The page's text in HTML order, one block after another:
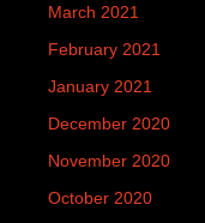
March 2021
February 2021
January 2021
December 2020
November 2020
October 2020